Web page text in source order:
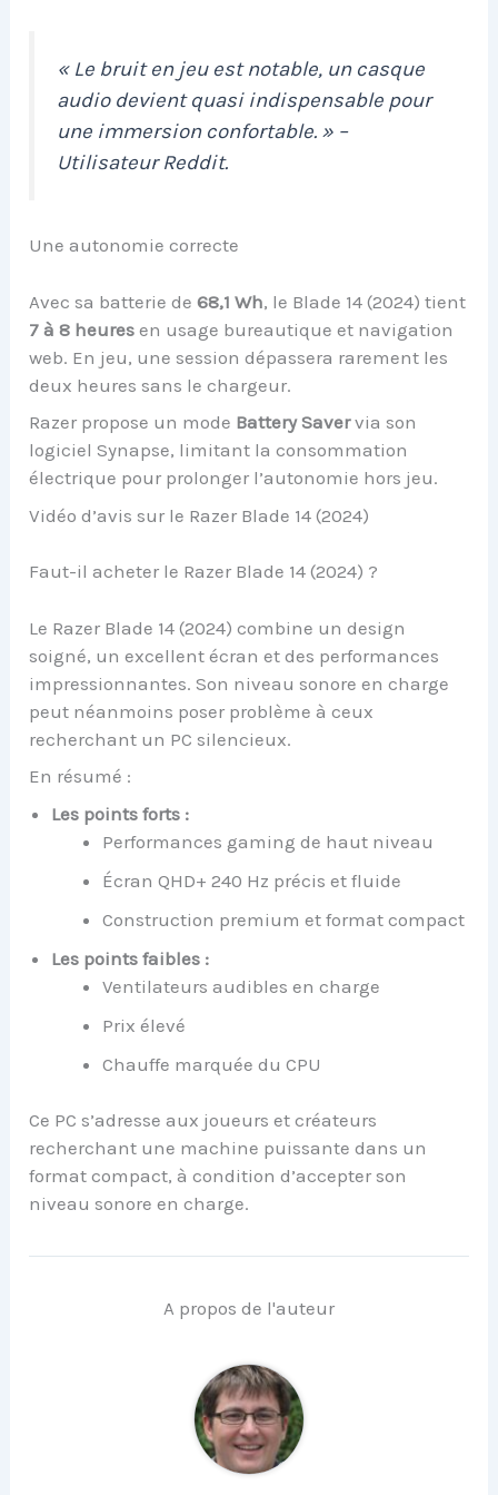
« Le bruit en jeu est notable, un casque
audio devient quasi indispensable pour
une immersion confortable. » –
Utilisateur Reddit.
Une autonomie correcte
Avec sa batterie de68,1 Wh, le Blade 14 (2024) tient
7 à 8 heures en usage bureautique et navigation
web. En jeu, une session dépassera rarement les
deux heures sans le chargeur.
Razer propose un mode Battery Savervia son
logiciel Synapse, limitant la consommation
électrique pour prolonger l’autonomie hors jeu.
Vidéo d’avis sur le Razer Blade 14 (2024)
Faut-il acheter le Razer Blade 14 (2024) ?
Le Razer Blade 14 (2024) combine un design
soigné, un excellent écran et des performances
impressionnantes. Son niveau sonore en charge
peut néanmoins poser problème à ceux
recherchant un PC silencieux.
En résumé :
Les points forts :
Performances gaming de haut niveau
Écran QHD+ 240 Hz précis et fluide
Construction premium et format compact
Les points faibles :
Ventilateurs audibles en charge
Prix élevé
Chauffe marquée du CPU
Ce PC s’adresse aux joueurs et créateurs
recherchant une machine puissante dans un
format compact, à condition d’accepter son
niveau sonore en charge.
A propos de l'auteur